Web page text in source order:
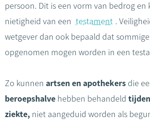
persoon. Dit is een vorm van bedrog en
nietigheid van een testament .
wetgever dan ook bepaald dat
opgenomen mogen worden in een
Zo kunnen artsen en apothekers die
beroepshalve hebben behandeld
ziekte, niet aangeduid worden als